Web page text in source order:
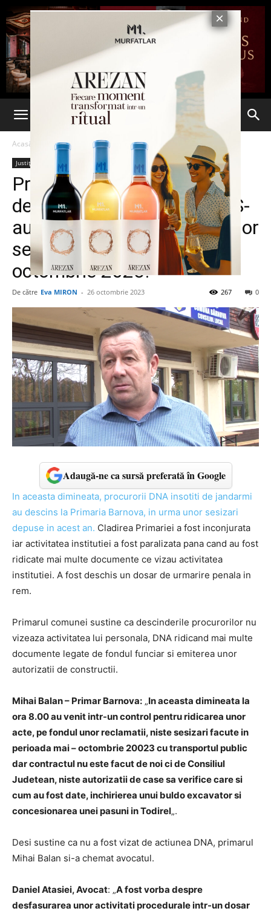
Acasă Justiție
Justiție Stiri din Iasi Ultima oră
Primarul de la Barnova
despre descinderile DNA: „S-
au ridicat acte, pe fondul unor
sesizari facute in mai –
octombrie 2023!”
De către Eva MIRON - 26 octombrie 2023 0
267
Adaugă-ne ca sursă preferată în Google
In aceasta dimineata, procurorii DNA insotiti de jandarmi
au descins la Primaria Barnova, in urma unor sesizari
depuse in acest an. Cladirea Primariei a fost inconjurata
iar activitatea institutiei a fost paralizata pana cand au fost
ridicate mai multe documente ce vizau activitatea
institutiei. A fost deschis un dosar de urmarire penala in
rem.
Primarul comunei sustine ca descinderile procurorilor nu
vizeaza activitatea lui personala, DNA ridicand mai multe
documente legate de fondul funciar si emiterea unor
autorizatii de constructii.
Mihai Balan – Primar Barnova: „In aceasta dimineata la
ora 8.00 au venit intr-un control pentru ridicarea unor
acte, pe fondul unor reclamatii, niste sesizari facute in
perioada mai – octombrie 20023 cu transportul public
dar contractul nu este facut de noi ci de Consiliul
Judetean, niste autorizatii de case sa verifice care si
cum au fost date, inchirierea unui buldo excavator si
concesionarea unei pasuni in Todirel„.
Desi sustine ca nu a fost vizat de actiunea DNA, primarul
Mihai Balan si-a chemat avocatul.
Daniel Atasiei, Avocat: „A fost vorba despre
desfasurarea unor activitati procedurale intr-un dosar